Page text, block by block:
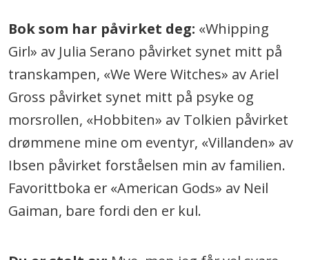
Bok som har påvirket deg: «Whipping
Girl» av Julia Serano påvirket synet mitt på
transkampen, «We Were Witches» av Ariel
Gross påvirket synet mitt på psyke og
morsrollen, «Hobbiten» av Tolkien påvirket
drømmene mine om eventyr, «Villanden» av
Ibsen påvirket forståelsen min av familien.
Favorittboka er «American Gods» av Neil
Gaiman, bare fordi den er kul.